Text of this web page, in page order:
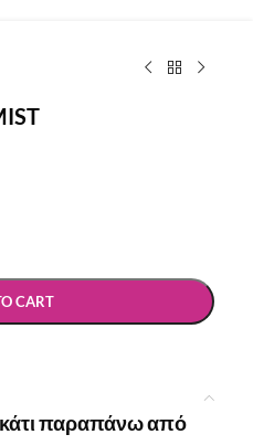
CART
κάτι παραπάνω από